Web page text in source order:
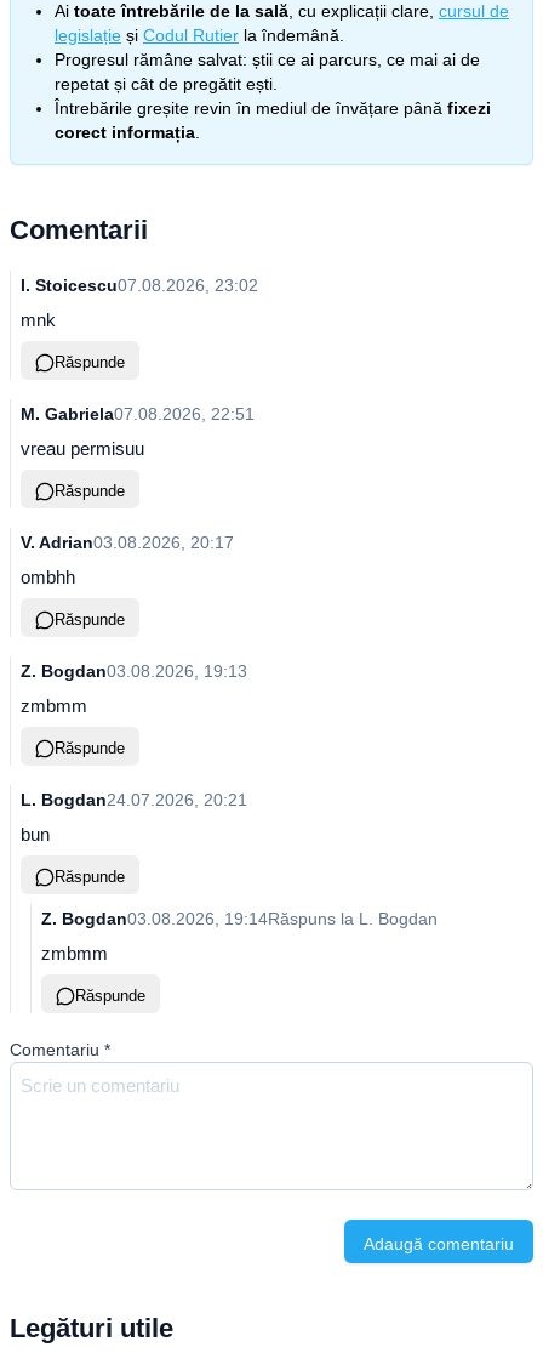
Ai toate întrebările de la sală , cu explicații clare, cursul de
legislație și Codul Rutier la îndemână.
Progresul rămâne salvat: știi ce ai parcurs, ce mai ai de
repetat și cât de pregătit ești.
Întrebările greșite revin în mediul de învățare până fixezi
corect informația
Comentarii
I. Stoicescu07.08.2026, 23:02
mnk
Răspunde
M. Gabriela07.08.2026, 22:51
vreau permisuu
Răspunde
V. Adrian03.08.2026, 20:17
ombhh
Răspunde
Z. Bogdan03.08.2026, 19:13
zmbmm
Răspunde
L. Bogdan24.07.2026, 20:21
bun
Răspunde
Z. Bogdan03.08.2026, 19:14Răspuns la L. Bogdan
zmbmm
Răspunde
Comentariu *
Adaugă comentariu
Legături utile